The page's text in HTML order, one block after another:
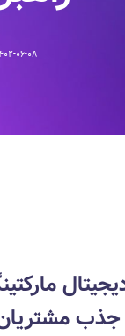
۱۴۰۲-۰۶-
جذب